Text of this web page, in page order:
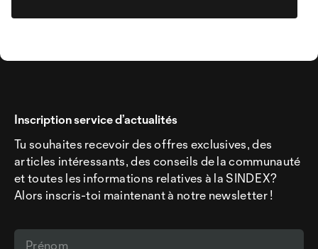
Inscription service d’actualités
Tu souhaites recevoir des offres exclusives, des
articles intéressants, des conseils de la communauté
et toutes les informations relatives à la SINDEX?
Alors inscris-toi maintenant à notre newsletter !